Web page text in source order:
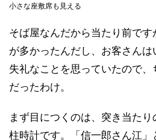
小さな座敷席も見える
そば屋なんだから当たり前です
が多かったんだし、お客さんは
失礼なことを思っていたので
だったわけ。
まず目につくのは、突き当た
柱時計です。「信一郎さん江」